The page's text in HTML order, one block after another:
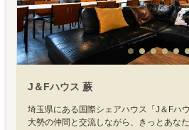
J＆Fハウス 蕨
埼玉県にある国際シェアハウス「J＆Fハ
大勢の仲間と交流しながら、きっとあな